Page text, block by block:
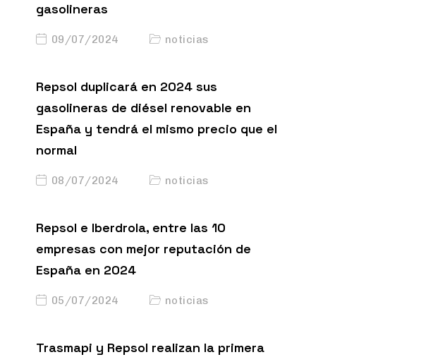
gasolineras
09/07/2024 noticias
Repsol duplicará en 2024 sus
gasolineras de diésel renovable en
España y tendrá el mismo precio que el
normal
08/07/2024 noticias
Repsol e Iberdrola, entre las 10
empresas con mejor reputación de
España en 2024
05/07/2024 noticias
Trasmapi y Repsol realizan la primera